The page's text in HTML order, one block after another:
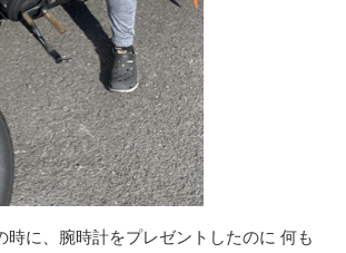
時に、腕時計をプレゼントしたのに 何も